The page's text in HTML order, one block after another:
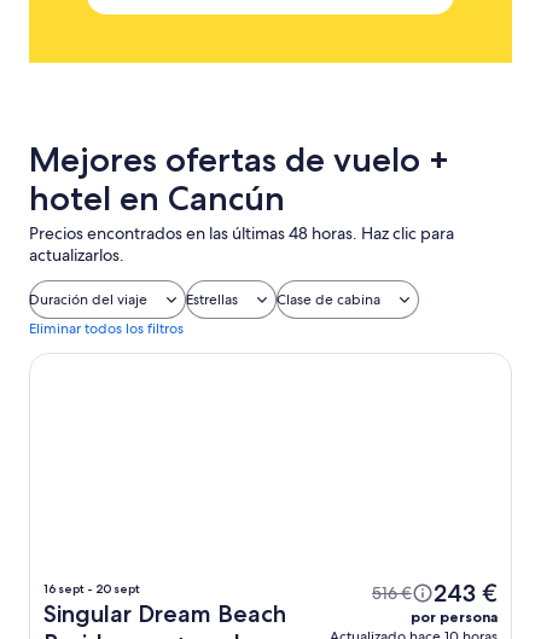
Mejores ofertas de vuelo +
hotel en Cancún
Precios encontrados en las últimas 48 horas. Haz clic para
actualizarlos.
Duración del viaje Estrellas
Clase de cabina
Eliminar todos los filtros
16 sept - 20 sept
Singular Dream Beach
516 € 243 €
por persona
Singular Dream Beach Residences